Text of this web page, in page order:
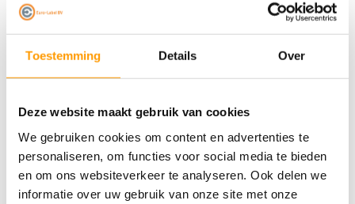
Toestemming Details Over
Deze website maakt gebruik van cookies
We gebruiken cookies om content en advertenties te
personaliseren, om functies voor social media te bieden
en om ons websiteverkeer te analyseren. Ook delen we
informatie over uw gebruik van onze site met onze
Gerelateerde producten
BESPAAR